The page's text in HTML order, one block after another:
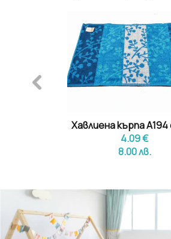
Хавлиена кърпа А194
4.09 €
8.00 лв.